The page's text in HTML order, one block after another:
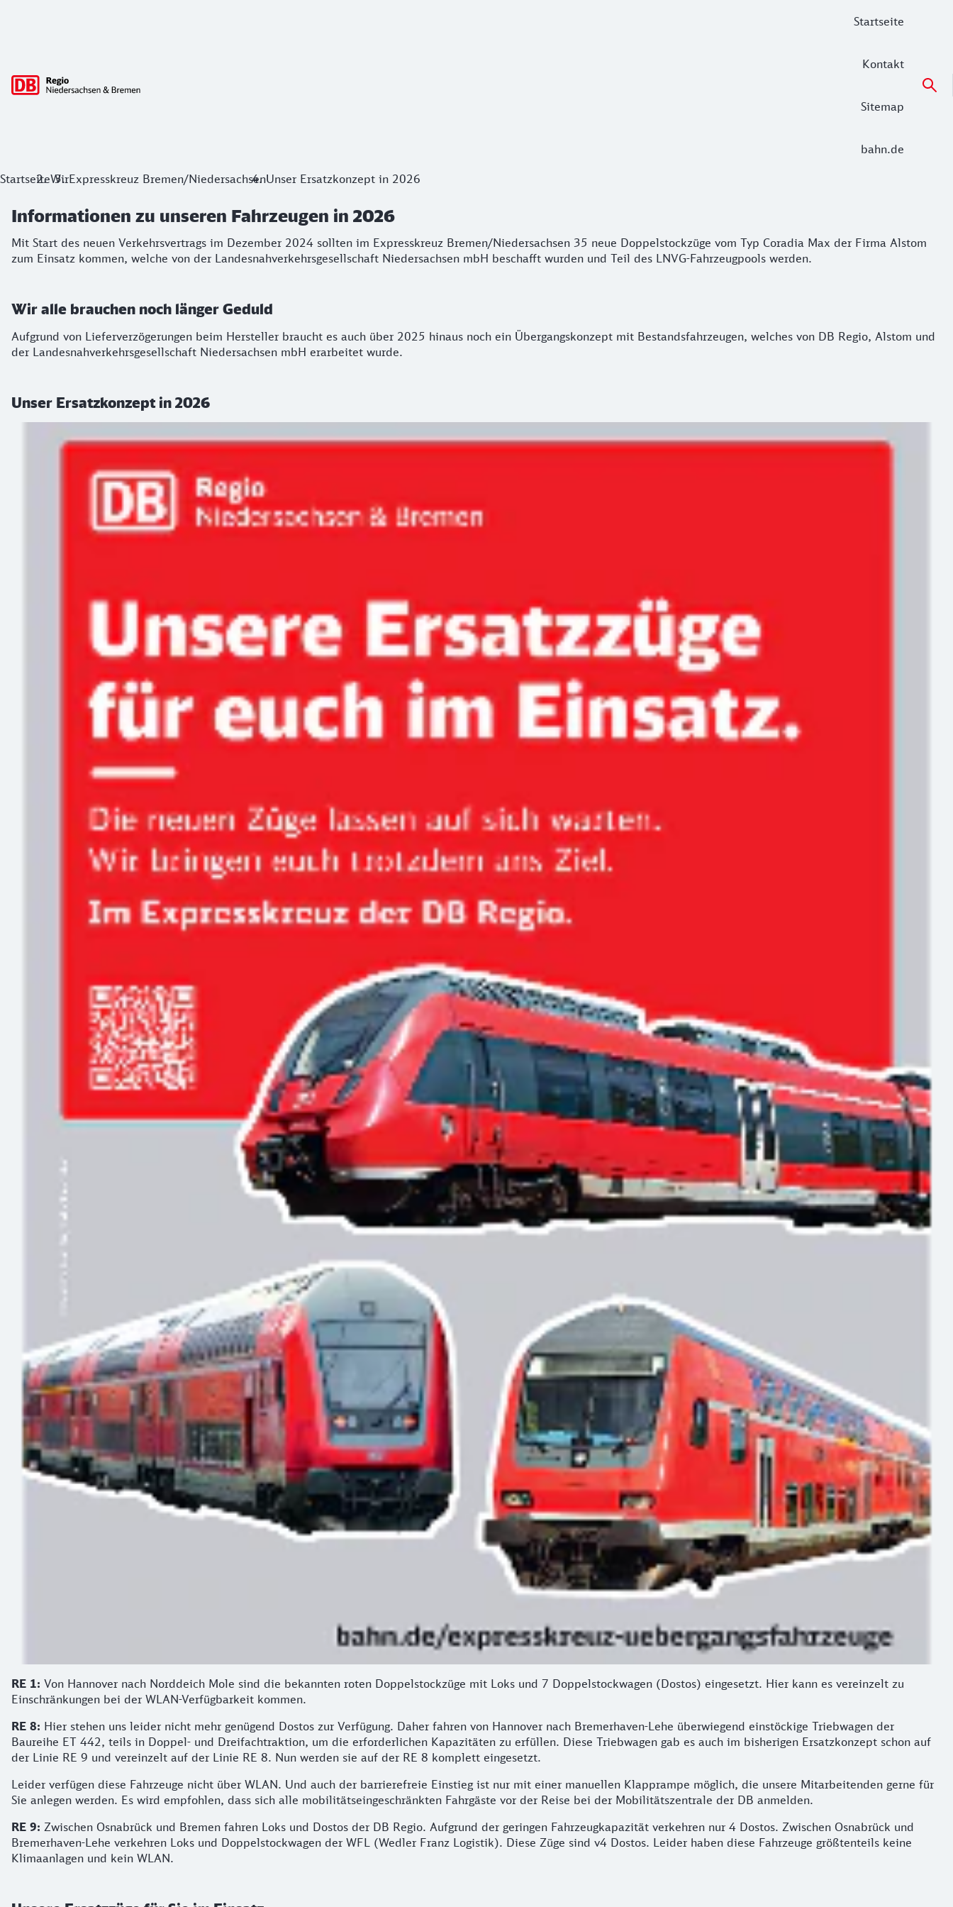
Startseite
Kontakt
Sitemap
bahn.de
Informationen zu unseren Fahrzeugen in 2026
StartseiteWirExpresskreuz Bremen/NiedersachsenUnser Ersatzkonzept in 2026
Informationen zu unseren Fahrzeugen in 2026
Mit Start des neuen Verkehrsvertrags im Dezember 2024 sollten im Expresskreuz Bremen/Niedersachsen 35 neue Doppelstockzüge vom Typ Coradia Max der Firma Alstom
zum Einsatz kommen, welche von der Landesnahverkehrsgesellschaft Niedersachsen mbH beschafft wurden und Teil des LNVG-Fahrzeugpools werden.
Wir alle brauchen noch länger Geduld
Aufgrund von Lieferverzögerungen beim Hersteller braucht es auch über 2025 hinaus noch ein Übergangskonzept mit Bestandsfahrzeugen, welches von DB Regio, Alstom und
der Landesnahverkehrsgesellschaft Niedersachsen mbH erarbeitet wurde.
Unser Ersatzkonzept in 2026
RE 1: Von Hannover nach Norddeich Mole sind die bekannten roten Doppelstockzüge mit Loks und 7 Doppelstockwagen (Dostos) eingesetzt. Hier kann es vereinzelt zu
Einschränkungen bei der WLAN-Verfügbarkeit kommen.
RE 8: Hier stehen uns leider nicht mehr genügend Dostos zur Verfügung. Daher fahren von Hannover nach Bremerhaven-Lehe überwiegend einstöckige Triebwagen der
Baureihe ET 442, teils in Doppel- und Dreifachtraktion, um die erforderlichen Kapazitäten zu erfüllen. Diese Triebwagen gab es auch im bisherigen Ersatzkonzept schon auf
der Linie RE 9 und vereinzelt auf der Linie RE 8. Nun werden sie auf der RE 8 komplett eingesetzt.
Leider verfügen diese Fahrzeuge nicht über WLAN. Und auch der barrierefreie Einstieg ist nur mit einer manuellen Klapprampe möglich, die unsere Mitarbeitenden gerne für
Sie anlegen werden. Es wird empfohlen, dass sich alle mobilitätseingeschränkten Fahrgäste vor der Reise bei der Mobilitätszentrale der DB anmelden.
RE 9: Zwischen Osnabrück und Bremen fahren Loks und Dostos der DB Regio. Aufgrund der geringen Fahrzeugkapazität verkehren nur 4 Dostos. Zwischen Osnabrück und
Bremerhaven-Lehe verkehren Loks und Doppelstockwagen der WFL (Wedler Franz Logistik). Diese Züge sind v4 Dostos. Leider haben diese Fahrzeuge größtenteils keine
Klimaanlagen und kein WLAN.